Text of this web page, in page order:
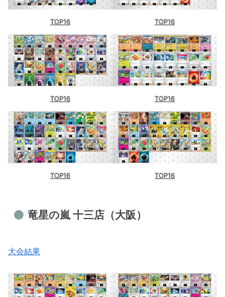
TOP16 TOP16
TOP16 TOP16
TOP16 TOP16
竜星の嵐 十三店（大阪）
大会結果